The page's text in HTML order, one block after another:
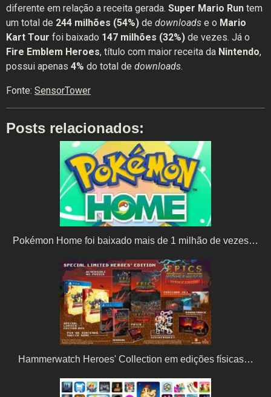
diferente em relação a receita gerada. Super Mario Run tem
um total de 244 milhões (54%) de downloads e o Mario
Kart Tour foi baixado 147 milhões (32%) de vezes. Já o
Fire Emblem Heroes, título com maior receita da Nintendo,
possui apenas 4% do total de downloads.
Fonte: SensorTower
Posts relacionados:
Pokémon Home foi baixado mais de 1 milhão de vezes…
Hammerwatch Heroes' Collection em edições físicas…